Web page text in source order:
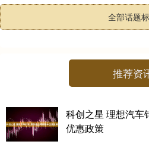
全部话题
推荐资
科创之星 理想汽车
优惠政策